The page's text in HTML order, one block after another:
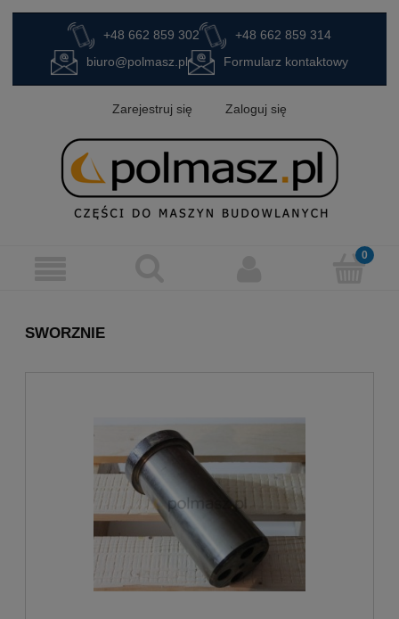
+48 662 859 302
+48 662 859 314
biuro@polmasz.pl
Formularz kontaktowy
Zarejestruj się Zaloguj się
SWORZNIE